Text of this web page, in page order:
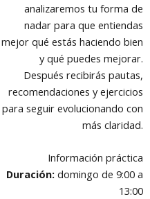
analizaremos tu forma de
nadar para que entiendas
mejor qué estás haciendo bien
y qué puedes mejorar.
Después recibirás pautas,
recomendaciones y ejercicios
para seguir evolucionando con
más claridad.
Información práctica
Duración: domingo de 9:00 a
13:00